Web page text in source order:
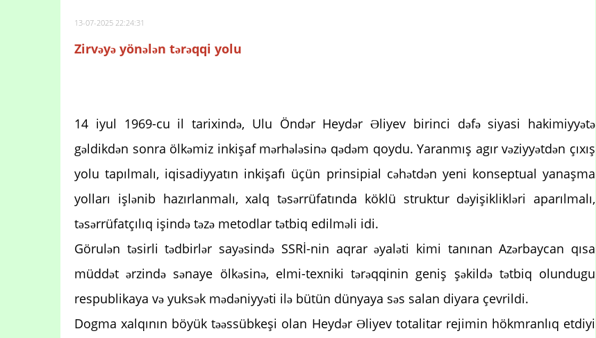
13-07-2025 22:24:31
Zirvəyə yönələn tərəqqi yolu
14 iyul 1969-cu il tarixində, Ulu Öndər Heydər Əliyev birinci dəfə siyasi hakimiyyətə
gəldikdən sonra ölkəmiz inkişaf mərhələsinə qədəm qoydu. Yaranmış agır vəziyyətdən çıxış
yolu tapılmalı, iqisadiyyatın inkişafı üçün prinsipial cəhətdən yeni konseptual yanaşma
yolları işlənib hazırlanmalı, xalq təsərrüfatında köklü struktur dəyişiklikləri aparılmalı,
təsərrüfatçılıq işində təzə metodlar tətbiq edilməli idi.
Görulən təsirli tədbirlər sayəsində SSRİ-nin aqrar əyaləti kimi tanınan Azərbaycan qısa
müddət ərzində sənaye ölkəsinə, elmi-texniki tərəqqinin geniş şəkildə tətbiq olundugu
respublikaya və yuksək mədəniyyəti ilə bütün dünyaya səs salan diyara çevrildi.
Dogma xalqının böyük təəssübkeşi olan Heydər Əliyev totalitar rejimin hökmranlıq etdiyi